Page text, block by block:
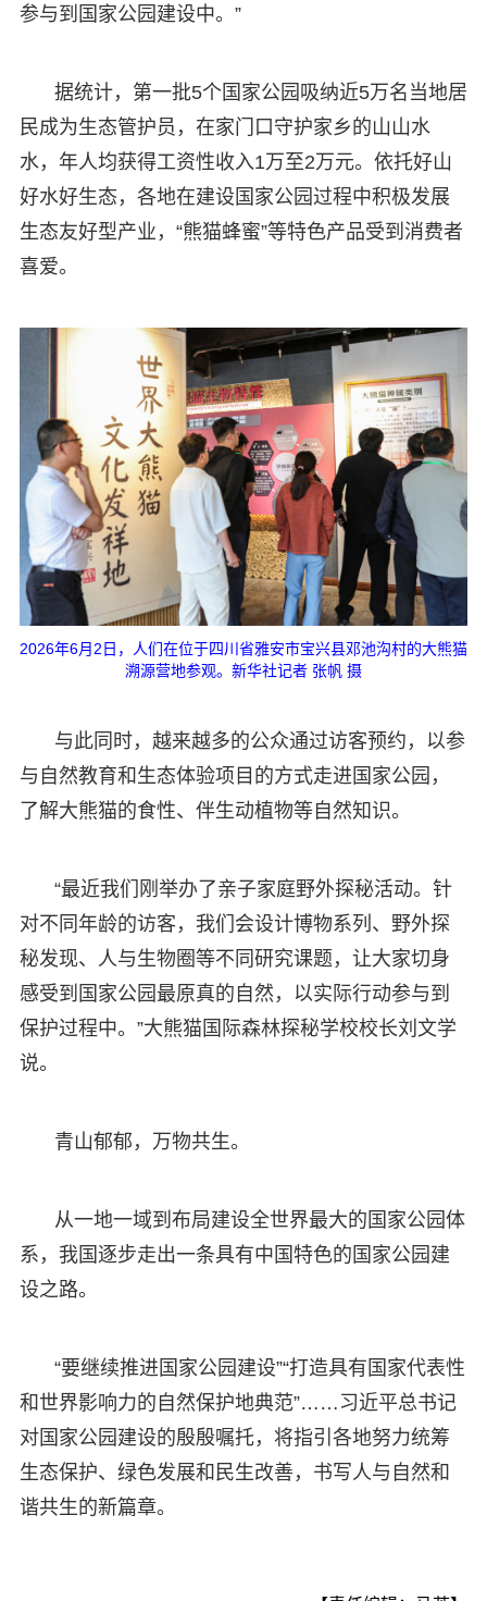
参与到国家公园建设中。”
据统计，第一批5个国家公园吸纳近5万名当地居
民成为生态管护员，在家门口守护家乡的山山水
水，年人均获得工资性收入1万至2万元。依托好山
好水好生态，各地在建设国家公园过程中积极发展
生态友好型产业，“熊猫蜂蜜”等特色产品受到消费者
喜爱。
2026年6月2日，人们在位于四川省雅安市宝兴县邓池沟村的大熊猫
溯源营地参观。新华社记者 张帆 摄
与此同时，越来越多的公众通过访客预约，以参
与自然教育和生态体验项目的方式走进国家公园，
了解大熊猫的食性、伴生动植物等自然知识。
“最近我们刚举办了亲子家庭野外探秘活动。针
对不同年龄的访客，我们会设计博物系列、野外探
秘发现、人与生物圈等不同研究课题，让大家切身
感受到国家公园最原真的自然，以实际行动参与到
保护过程中。”大熊猫国际森林探秘学校校长刘文学
说。
青山郁郁，万物共生。
从一地一域到布局建设全世界最大的国家公园体
系，我国逐步走出一条具有中国特色的国家公园建
设之路。
“要继续推进国家公园建设”“打造具有国家代表性
和世界影响力的自然保护地典范”……习近平总书记
对国家公园建设的殷殷嘱托，将指引各地努力统筹
生态保护、绿色发展和民生改善，书写人与自然和
谐共生的新篇章。